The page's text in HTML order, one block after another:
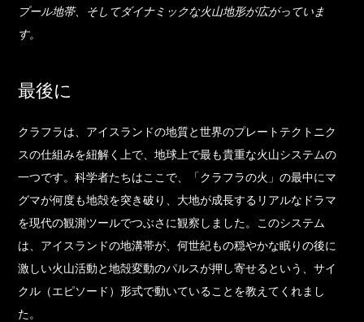
プール地帯、そしてダイナミックな火山地形が広がっていま
す。
最後に
クラフラは、アイスランドの地質と世界のプレートテクトニク
スの仕組みを紐解く上で、地球上で最も貴重な火山システムの
一つです。科学者たちはここで、「クラフラの火」の最中にマ
グマが何度も地殻を突き破り、大地が成長するリアルなドラマ
を現代の観測ツールでつぶさに観察しました。このシステム
は、アイスランドの地溝帯が、何世紀もの穏やかな眠りの後に
激しい火山活動と地殻変動のパルスが押し寄せるという、サイ
クル（エピソード）形式で動いていることを教えてくれまし
た。